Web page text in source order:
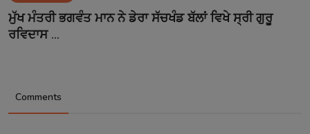
ਮੁੱਖ ਮੰਤਰੀ ਭਗਵੰਤ ਮਾਨ ਨੇ ਡੇਰਾ ਸੱਚਖੰਡ ਬੱਲਾਂ ਵਿਖੇ ਸ੍ਰੀ ਗੁਰੂ
ਰਵਿਦਾਸ ...
Comments